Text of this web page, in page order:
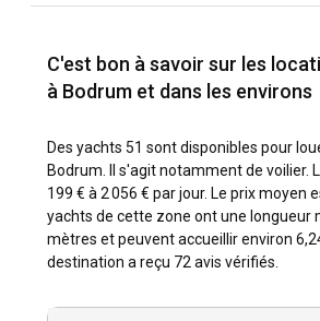
Quelles sont les principales
Outre la voile, Bodrum propose une
de plein air. Essayez la planche à voile,
snorkeling. La vie nocturne animée est
avec des options de divertissement et
classe mondiale. Assurez-vous de
C'est bon à savoir sur les
à Bodrum et dans les environs
Des yachts 51 sont disponibles pour
Bodrum. Il s'agit notamment de voilier.
199 € à 2 056 € par jour. Le prix moyen
yachts de cette zone ont une longueur
mètres et peuvent accueillir environ
destination a reçu 72 avis vérifiés.